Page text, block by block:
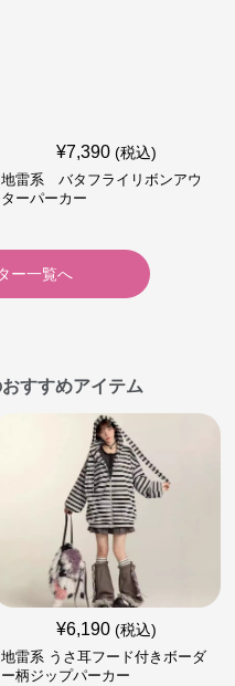
¥7,390 (税込)
地雷系 バタフライリボンアウ
ターパーカー
ー一覧へ
すすめアイテム
¥6,190 (税込)
地雷系 うさ耳フード付きボーダ
ー柄ジップパーカー